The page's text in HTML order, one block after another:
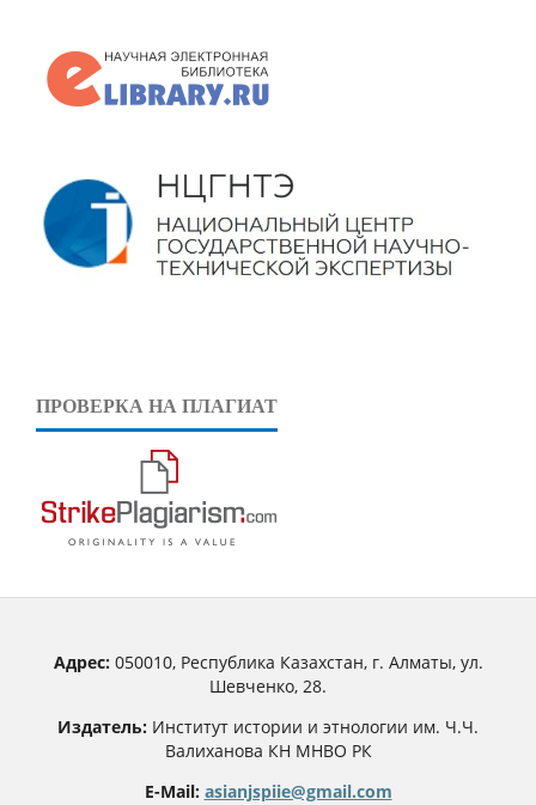
ПРОВЕРКА НА ПЛАГИАТ
Адрес:050010, Республика Казахстан, г. Алматы, ул.
Шевченко, 28.
Издатель: Институт истории и этнологии им. Ч.Ч.
Валиханова КН МНВО РК
E-Mail: asianjspiie@gmail.com